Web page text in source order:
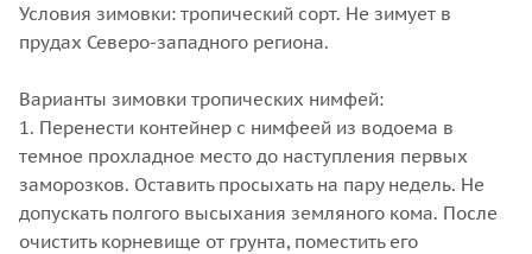
Условия зимовки: тропический сорт. Не зимует в
прудах Северо-западного региона.
Варианты зимовки тропических нимфей:
1. Перенести контейнер с нимфеей из водоема в
темное прохладное место до наступления первых
заморозков. Оставить просыхать на пару недель. Не
допускать полгого высыхания земляного кома. После
очистить корневище от грунта, поместить его